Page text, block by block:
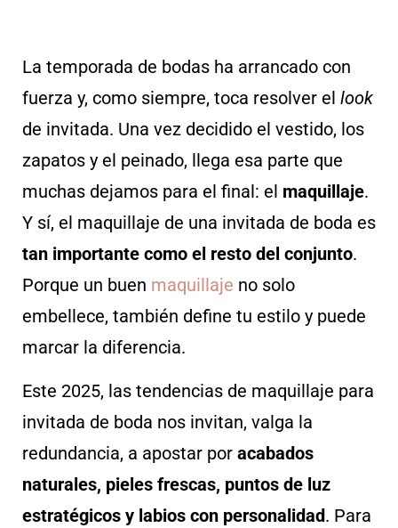
La temporada de bodas ha arrancado con
fuerza y, como siempre, toca resolver el look
de invitada. Una vez decidido el vestido, los
zapatos y el peinado, llega esa parte que
muchas dejamos para el final: el maquillaje.
Y sí, el maquillaje de una invitada de boda es
tan importante como el resto del conjunto.
Porque un buen maquillaje no solo
embellece, también define tu estilo y puede
marcar la diferencia.
Este 2025, las tendencias de maquillaje para
invitada de boda nos invitan, valga la
redundancia, a apostar por acabados
naturales, pieles frescas, puntos de luz
estratégicos y labios con personalidad. Para